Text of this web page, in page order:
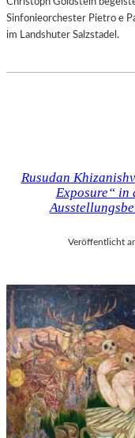
Sinfonieorchester Pietro e
im Landshuter Salzstadel.
Rusudan
Exposure“
Veröffentlicht